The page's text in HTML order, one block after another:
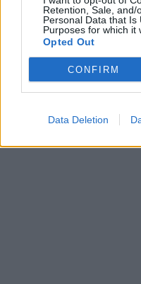
Retention, Sale, and/
Personal Data that Is
Purposes for which it
Opted Out
CONFIRM
Data Deletion